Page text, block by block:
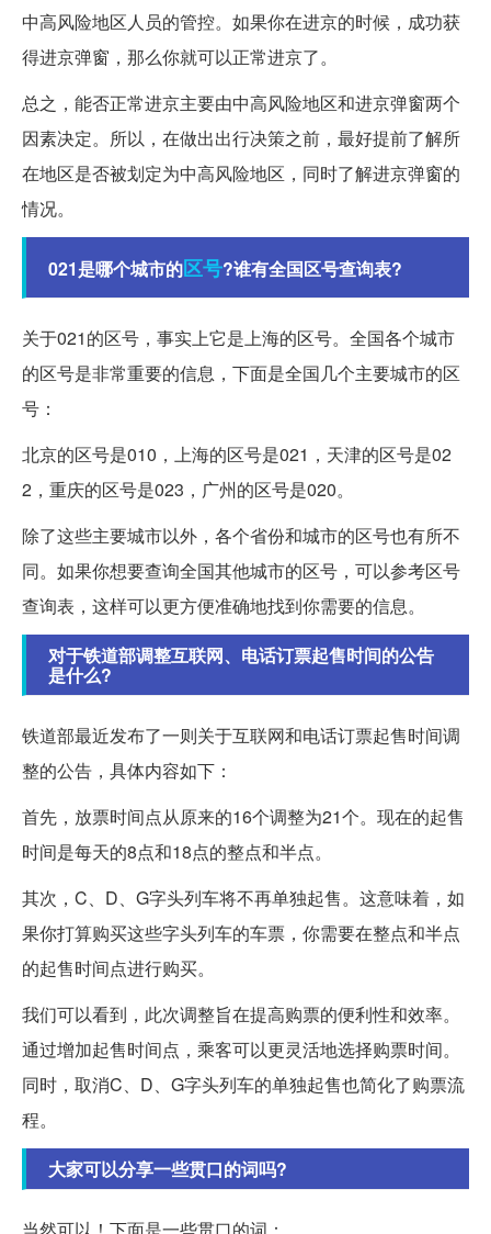
中高风险地区人员的管控。如果你在进京的时候，成功获
得进京弹窗，那么你就可以正常进京了。
总之，能否正常进京主要由中高风险地区和进京弹窗两个
因素决定。所以，在做出出行决策之前，最好提前了解所
在地区是否被划定为中高风险地区，同时了解进京弹窗的
情况。
021是哪个城市的区号?谁有全国区号查询表?
关于021的区号，事实上它是上海的区号。全国各个城市
的区号是非常重要的信息，下面是全国几个主要城市的区
号：
北京的区号是010，上海的区号是021，天津的区号是02
2，重庆的区号是023，广州的区号是020。
除了这些主要城市以外，各个省份和城市的区号也有所不
同。如果你想要查询全国其他城市的区号，可以参考区号
查询表，这样可以更方便准确地找到你需要的信息。
对于铁道部调整互联网、电话订票起售时间的公告
是什么?
铁道部最近发布了一则关于互联网和电话订票起售时间调
整的公告，具体内容如下：
首先，放票时间点从原来的16个调整为21个。现在的起售
时间是每天的8点和18点的整点和半点。
其次，C、D、G字头列车将不再单独起售。这意味着，如
果你打算购买这些字头列车的车票，你需要在整点和半点
的起售时间点进行购买。
我们可以看到，此次调整旨在提高购票的便利性和效率。
通过增加起售时间点，乘客可以更灵活地选择购票时间。
同时，取消C、D、G字头列车的单独起售也简化了购票流
程。
大家可以分享一些贯口的词吗?
当然可以！下面是一些贯口的词：